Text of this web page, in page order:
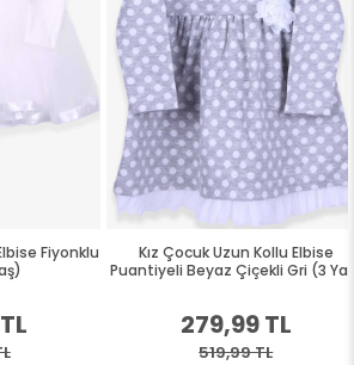
Fiyonklu
Kız Çocuk Uzun Kollu Elbise
Puantiyeli Beyaz Çiçekli Gri (3 Yaş)
279,99 TL
519,99 TL